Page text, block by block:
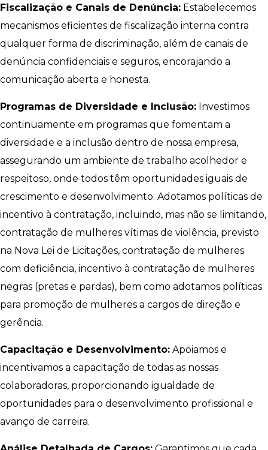
Fiscalização e Canais de Denúncia: Estabelecemos
mecanismos eficientes de fiscalização interna contra
qualquer forma de discriminação, além de canais de
denúncia confidenciais e seguros, encorajando a
comunicação aberta e honesta.
Programas de Diversidade e Inclusão: Investimos
continuamente em programas que fomentam a
diversidade e a inclusão dentro de nossa empresa,
assegurando um ambiente de trabalho acolhedor e
respeitoso, onde todos têm oportunidades iguais de
crescimento e desenvolvimento. Adotamos políticas de
incentivo à contratação, incluindo, mas não se limitando,
contratação de mulheres vítimas de violência, previsto
na Nova Lei de Licitações, contratação de mulheres
com deficiência, incentivo à contratação de mulheres
negras (pretas e pardas), bem como adotamos políticas
para promoção de mulheres a cargos de direção e
gerência.
Capacitação e Desenvolvimento: Apoiamos e
incentivamos a capacitação de todas as nossas
colaboradoras, proporcionando igualdade de
oportunidades para o desenvolvimento profissional e
avanço de carreira.